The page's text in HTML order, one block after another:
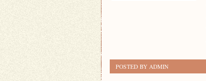
POSTED BY ADMIN